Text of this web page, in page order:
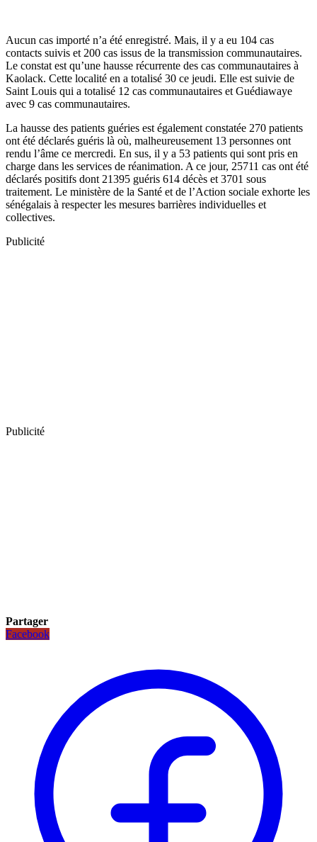
Aucun cas importé n’a été enregistré. Mais, il y a eu 104 cas
contacts suivis et 200 cas issus de la transmission communautaires.
Le constat est qu’une hausse récurrente des cas communautaires à
Kaolack. Cette localité en a totalisé 30 ce jeudi. Elle est suivie de
Saint Louis qui a totalisé 12 cas communautaires et Guédiawaye
avec 9 cas communautaires.
La hausse des patients guéries est également constatée 270 patients
ont été déclarés guéris là où, malheureusement 13 personnes ont
rendu l’âme ce mercredi. En sus, il y a 53 patients qui sont pris en
charge dans les services de réanimation. A ce jour, 25711 cas ont été
déclarés positifs dont 21395 guéris 614 décès et 3701 sous
traitement. Le ministère de la Santé et de l’Action sociale exhorte les
sénégalais à respecter les mesures barrières individuelles et
collectives.
Publicité
Publicité
Partager
Facebook